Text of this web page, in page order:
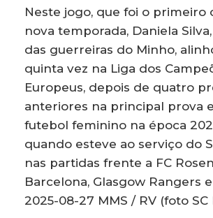
Neste jogo, que foi o primeiro
nova temporada, Daniela
das guerreiras do Minho,
quinta vez na Liga dos
Europeus, depois de quatro
anteriores na principal prova
futebol feminino na época
quando esteve ao serviço do
nas partidas frente a FC
Barcelona, Glasgow Rangers
2025-08-27 MMS / RV (foto SC